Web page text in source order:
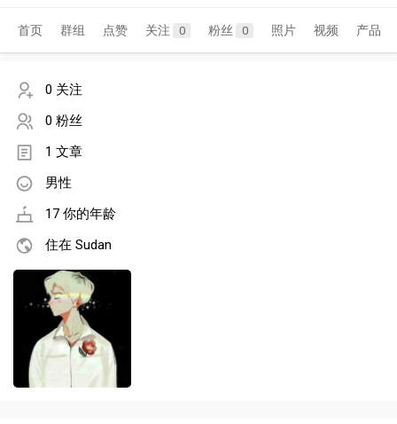
首页 群组 点赞 关注 0 粉丝 0 照片 视频 产品
0 关注
0 粉丝
1 文章
男性
17 你的年龄
住在 Sudan